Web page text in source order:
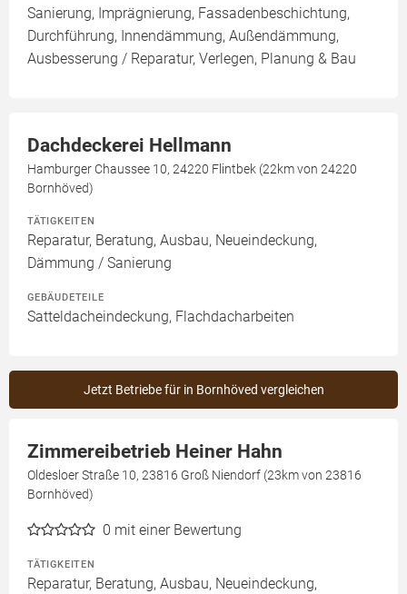
Sanierung, Imprägnierung, Fassadenbeschichtung,
Durchführung, Innendämmung, Außendämmung,
Ausbesserung / Reparatur, Verlegen, Planung & Bau
Dachdeckerei Hellmann
Hamburger Chaussee 10, 24220 Flintbek (22km von 24220
Bornhöved)
TÄTIGKEITEN
Reparatur, Beratung, Ausbau, Neueindeckung,
Dämmung / Sanierung
GEBÄUDETEILE
Satteldacheindeckung, Flachdacharbeiten
Jetzt Betriebe für in Bornhöved vergleichen
Zimmereibetrieb Heiner Hahn
Oldesloer Straße 10, 23816 Groß Niendorf (23km von 23816
Bornhöved)
0 mit einer Bewertung
TÄTIGKEITEN
Reparatur, Beratung, Ausbau, Neueindeckung,